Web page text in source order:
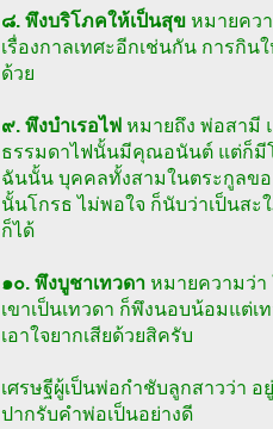
๘. พึงบริโภคให้เป็นสุข หมายคว
เรื่องกาลเทศะอีกเช่นกัน การกิ
ด้วย
๙. พึงบำเรอไฟ หมายถึง พ่อสามี
ธรรมดาไฟนั้นมีคุณอนันต์ แต่ก็มี
ฉันนั้น บุคคลทั้งสามในตระกูลขอ
นั้นโกรธ ไม่พอใจ ก็นับว่าเป็นสะ
ก็ได้
๑๐. พึงบูชาเทวดา หมายความว่า
เขาเป็นเทวดา ก็พึงนอบน้อมแต่
เอาใจยากเสียด้วยสิครับ
เศรษฐีผู้เป็นพ่อกำชับลูกสาวว่า
ปากรับคำพ่อเป็นอย่างดี